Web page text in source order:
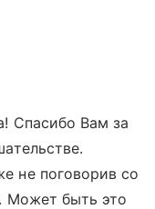
Спасибо Вам за
не поговорив со
Может быть это